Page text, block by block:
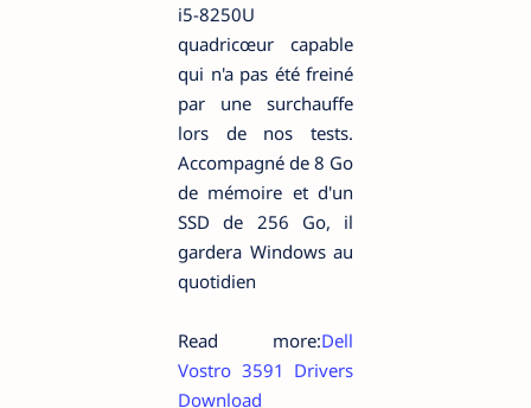
i5-8250U
quadricœur capable
qui n'a pas été freiné
par une surchauffe
lors de nos tests.
Accompagné de 8 Go
de mémoire et d'un
SSD de 256 Go, il
gardera Windows au
quotidien
Read more:Dell
Vostro 3591 Drivers
Download